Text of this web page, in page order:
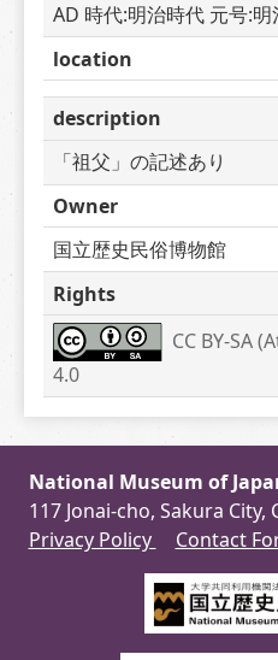
AD 時代:明治時代 元号:明
location
description
「祖父」の記述あり
Owner
国立歴史民俗博物館
Rights
CC BY-SA
4.0
National Museum of
117 Jonai-cho, Sakura
Privacy Policy
Contact